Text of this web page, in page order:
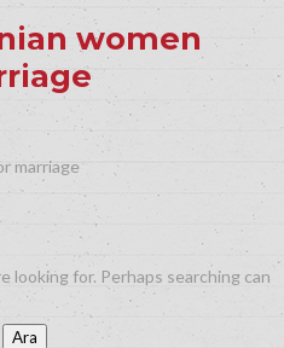
women
marriage
looking for. Perhaps searching can